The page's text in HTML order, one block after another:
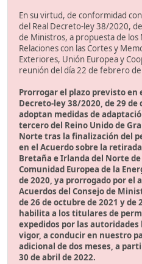
En su virtud, de conformidad
del Real Decreto-ley 38/2020,
de Ministros, a propuesta de los
Relaciones con las Cortes y
Exteriores, Unión Europea y
reunión del día 22 de febrero
Prorrogar el plazo previsto en
Decreto-ley 38/2020, de 29
adoptan medidas de
tercero del Reino Unido de
Norte tras la finalización del
en el Acuerdo sobre la
Bretaña e Irlanda del Norte
Comunidad Europea de la
de 2020, ya prorrogado por el
Acuerdos del Consejo de
de 26 de octubre de 2021 y de
habilita a los titulares de
expedidos por las
vigor, a conducir en nuestro
adicional de dos meses, a
30 de abril de 2022.